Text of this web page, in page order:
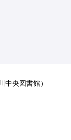
中央図書館）